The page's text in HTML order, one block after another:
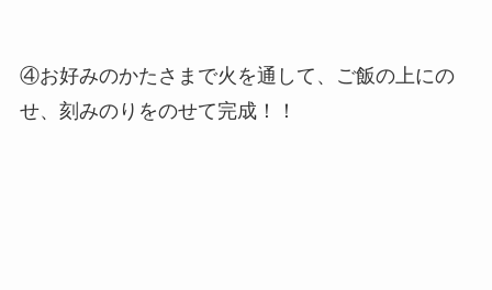
④お好みのかたさまで火を通して、ご飯の上にの
せ、刻みのりをのせて完成！！